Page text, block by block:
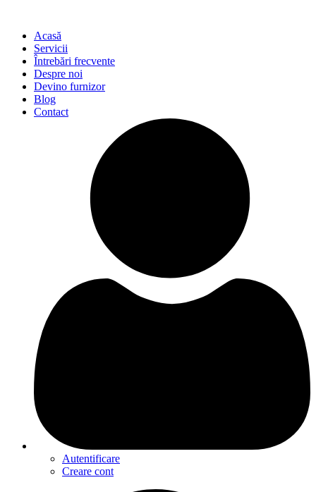
Acasă
Servicii
Întrebări frecvente
Despre noi
Devino furnizor
Blog
Contact
Autentificare
Creare cont